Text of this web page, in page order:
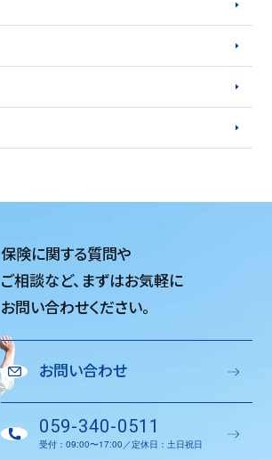
保険に関する質問や
ご相談など、 まずはお気軽に
お問い合わせください。
お問い合わせ
059-340-0511
受付：09:00〜17:00／定休日：土日祝日